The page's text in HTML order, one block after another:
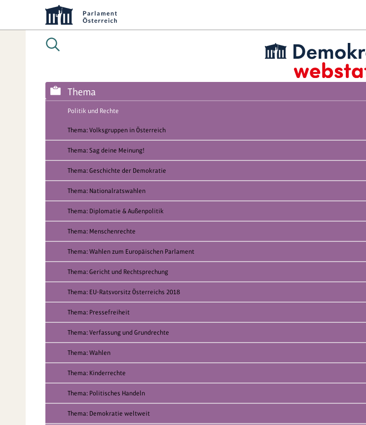
Thema
Politik und Rechte
Thema: Volksgruppen in Österreich
Thema: Sag deine Meinung!
Thema: Geschichte der Demokratie
Thema: Nationalratswahlen
Thema: Diplomatie & Außenpolitik
Thema: Menschenrechte
Thema: Wahlen zum Europäischen Parlament
Thema: Gericht und Rechtsprechung
Thema: EU-Ratsvorsitz Österreichs 2018
Thema: Pressefreiheit
Thema: Verfassung und Grundrechte
Thema: Wahlen
Thema: Kinderrechte
Thema: Politisches Handeln
Thema: Demokratie weltweit